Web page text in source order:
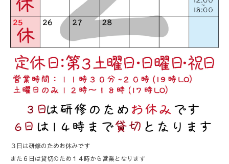
３日は研修のためお休みです
また６日は貸切のため１４時から営業となります